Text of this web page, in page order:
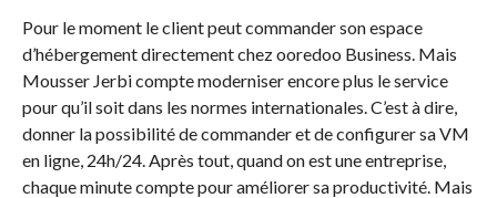
Pour le moment le client peut commander son espace
d’hébergement directement chez ooredoo Business. Mais
Mousser Jerbi compte moderniser encore plus le service
pour qu’il soit dans les normes internationales. C’est à dire,
donner la possibilité de commander et de configurer sa VM
en ligne, 24h/24. Après tout, quand on est une entreprise,
chaque minute compte pour améliorer sa productivité. Mais